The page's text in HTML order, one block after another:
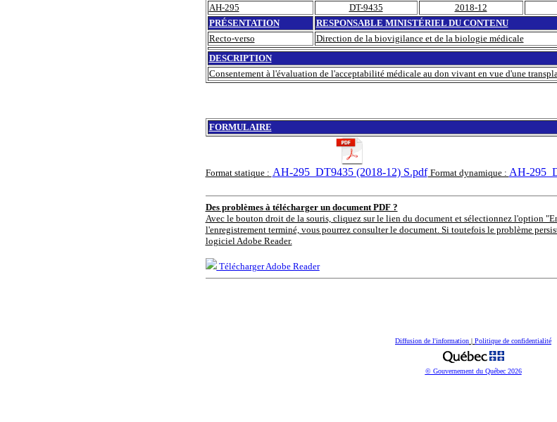
AH-295
DT-9435 2018-12
PRÉSENTATION
RESPONSABLE MINISTÉRIEL DU CONTENU
Recto-verso
Direction de la biovigilance et de la biologie médicale
DESCRIPTION
Consentement à l'évaluation de l'acceptabilité médicale au don vivant en vue d'une
FORMULAIRE
Format statique : AH-295_DT9435 (2018-12) S.pdfFormat dynamique : AH-
Des problèmes à télécharger un document PDF ?
Avec le bouton droit de la souris, cliquez sur le lien du document et sélectionnez l'option
l'enregistrement terminé, vous pourrez consulter le document. Si toutefois le problème
logiciel Adobe Reader.
Télécharger Adobe Reader
Diffusion de l'information | Politique de confidentialité
© Gouvernement du Québec 2026